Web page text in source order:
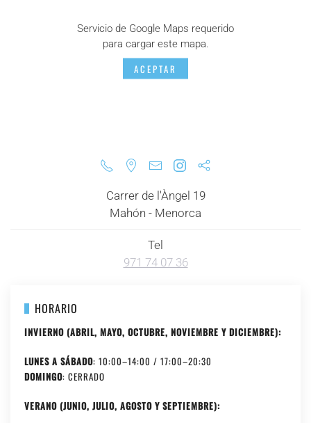
Servicio de Google Maps requerido
para cargar este mapa.
ACEPTAR
Carrer de l'Àngel 19
Mahón - Menorca
Tel
971 74 07 36
HORARIO
INVIERNO (ABRIL, MAYO, OCTUBRE, NOVIEMBRE Y DICIEMBRE):
LUNES A SÁBADO: 10:00–14:00 / 17:00–20:30
DOMINGO: CERRADO
VERANO (JUNIO, JULIO, AGOSTO Y SEPTIEMBRE):